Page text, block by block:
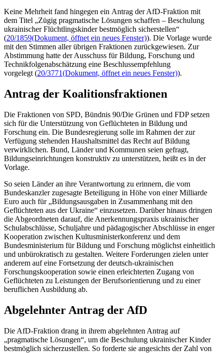
Keine Mehrheit fand hingegen ein Antrag der AfD-Fraktion mit
dem Titel „Zügig pragmatische Lösungen schaffen – Beschulung
ukrainischer Flüchtlingskinder bestmöglich sicherstellen“
(20/1859(Dokument, öffnet ein neues Fenster)). Die Vorlage wurde
mit den Stimmen aller übrigen Fraktionen zurückgewiesen. Zur
Abstimmung hatte der Ausschuss für Bildung, Forschung und
Technikfolgenabschätzung eine Beschlussempfehlung
vorgelegt (20/3771(Dokument, öffnet ein neues Fenster)).
Antrag der Koalitionsfraktionen
Die Fraktionen von SPD, Bündnis 90/Die Grünen und FDP setzen
sich für die Unterstützung von Geflüchteten in Bildung und
Forschung ein. Die Bundesregierung solle im Rahmen der zur
Verfügung stehenden Haushaltsmittel das Recht auf Bildung
verwirklichen. Bund, Länder und Kommunen seien gefragt,
Bildungseinrichtungen konstruktiv zu unterstützen, heißt es in der
Vorlage.
So seien Länder an ihre Verantwortung zu erinnern, die vom
Bundeskanzler zugesagte Beteiligung in Höhe von einer Milliarde
Euro auch für „Bildungsausgaben in Zusammenhang mit den
Geflüchteten aus der Ukraine“ einzusetzen. Darüber hinaus dringen
die Abgeordneten darauf, die Anerkennungspraxis ukrainischer
Schulabschlüsse, Schuljahre und pädagogischer Abschlüsse in enger
Kooperation zwischen Kultusministerkonferenz und dem
Bundesministerium für Bildung und Forschung möglichst einheitlich
und unbürokratisch zu gestalten. Weitere Forderungen zielen unter
anderem auf eine Fortsetzung der deutsch-ukrainischen
Forschungskooperation sowie einen erleichterten Zugang von
Geflüchteten zu Leistungen der Berufsorientierung und zu einer
beruflichen Ausbildung ab.
Abgelehnter Antrag der AfD
Die AfD-Fraktion drang in ihrem abgelehnten Antrag auf
„pragmatische Lösungen“, um die Beschulung ukrainischer Kinder
bestmöglich sicherzustellen. So forderte sie angesichts der Zahl von